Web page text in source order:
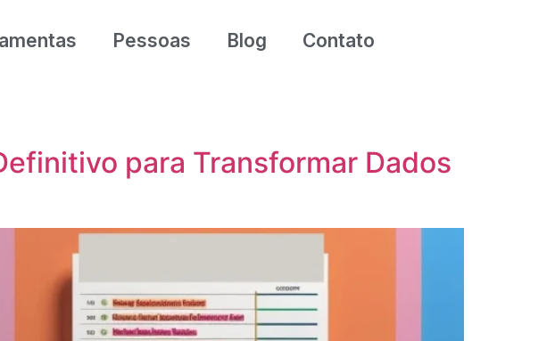
Pessoas Blog Contato
para Transformar Dados